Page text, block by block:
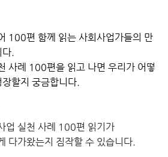
100편 함께 읽는 사회사업가들의 만
다.
사례 100편을 읽고 나면 우리가 어떻
할지 궁금합니다.
업 실천 사례 100편 읽기가
다가왔는지 짐작할 수 있습니다.